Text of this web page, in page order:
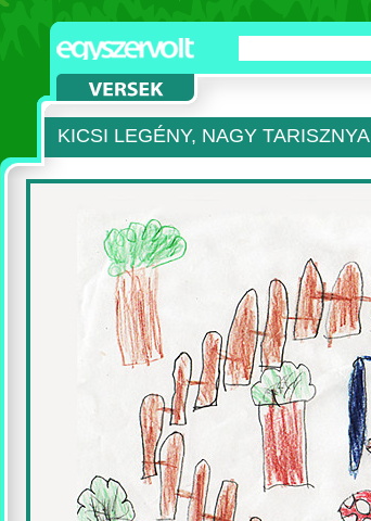
KICSI LEGÉNY, NAGY TARISZNYA